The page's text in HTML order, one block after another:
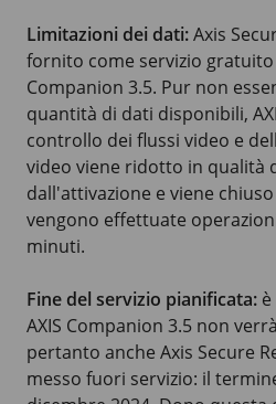
Limitazioni dei dati:Axis
fornito come servizio gratuito
Companion 3.5. Pur non
quantità di dati disponibili,
controllo dei flussi video e
video viene ridotto in qualità
dall'attivazione e viene
vengono effettuate
minuti.
Fine del servizio pianificata:
AXIS Companion 3.5 non
pertanto anche Axis Secure
messo fuori servizio: il